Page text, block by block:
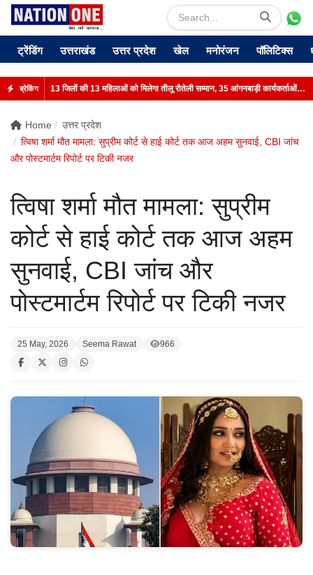
ब्रेकिंग 13 जिलों की 13 महिलाओं को मिलेगा तीलू रौतेली सम्मान, 35 आंगनबाड़ी कार्यकर्ताओं को भी पुरस्कार
ट्रेंडिंग उत्तराखंड उत्तर प्रदेश खेल मनोरंजन पॉलिटिक्स
Home
उत्तर प्रदेश
त्विषा शर्मा मौत मामला: सुप्रीम कोर्ट से हाई कोर्ट तक आज अहम सुनवाई, CBI जांच
और पोस्टमार्टम रिपोर्ट पर टिकी नजर
त्विषा शर्मा मौत मामला: सुप्रीम
कोर्ट से हाई कोर्ट तक आज अहम
सुनवाई, CBI जांच और
पोस्टमार्टम रिपोर्ट पर टिकी नजर
25 May, 2026 Seema Rawat 966